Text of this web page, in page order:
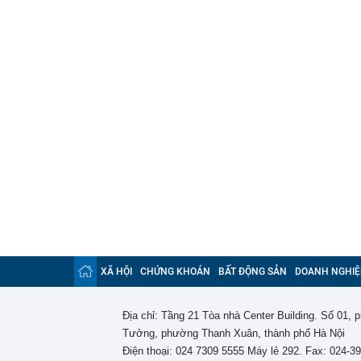
XÃ HỘI CHỨNG KHOÁN BẤT ĐỘNG SẢN DOANH
Địa chỉ: Tầng 21 Tòa nhà Center Building. Số 01,
Tưởng, phường Thanh Xuân, thành phố Hà Nội
Điện thoại: 024 7309 5555 Máy lẻ 292. Fax: 024-